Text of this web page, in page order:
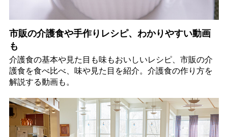
市販の介護食や手作りレシピ、わかりやすい動画
も
介護食の基本や見た目も味もおいしいレシピ、市販の介
護食を食べ比べ、味や見た目を紹介。介護食の作り方を
解説する動画も。